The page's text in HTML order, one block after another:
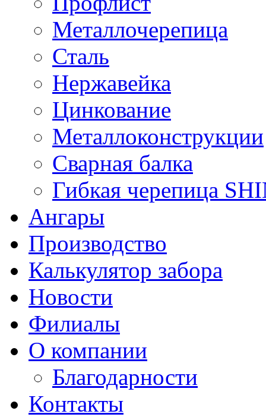
Металлочерепица
Сталь
Нержавейка
Цинкование
Металлоконструкции
Сварная балка
Гибкая черепица
Ангары
Производство
Калькулятор забора
Новости
Филиалы
О компании
Благодарности
Контакты